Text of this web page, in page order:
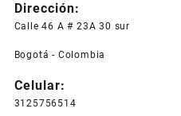
variantes.
Las
se
elegir
en
Dirección:
Calle 46 A # 23A 30 sur
Bogotá - Colombia
Celular:
3125756514